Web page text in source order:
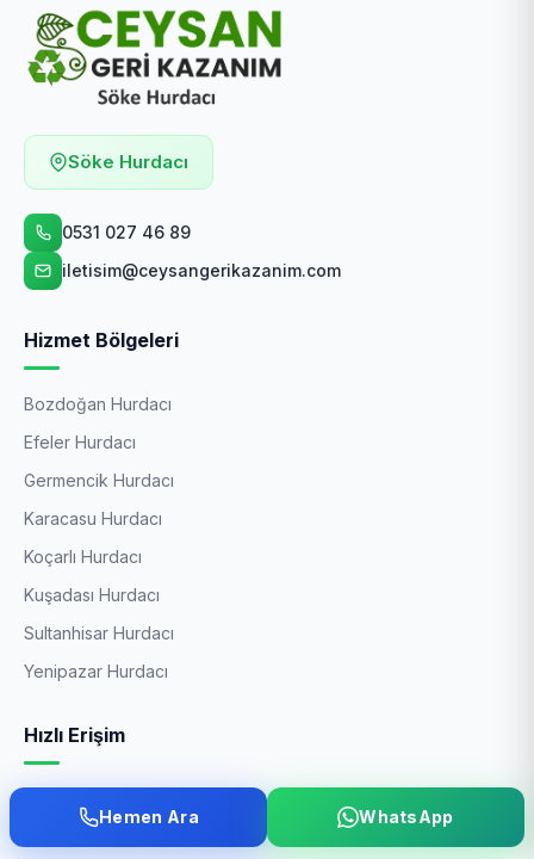
Söke Hurdacı
0531 027 46 89
iletisim@ceysangerikazanim.com
Hizmet Bölgeleri
Bozdoğan Hurdacı
Efeler Hurdacı
Germencik Hurdacı
Karacasu Hurdacı
Koçarlı Hurdacı
Kuşadası Hurdacı
Sultanhisar Hurdacı
Yenipazar Hurdacı
Hızlı Erişim
Hemen Ara WhatsApp